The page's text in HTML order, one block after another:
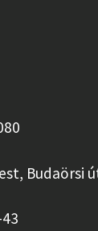
Budaörsi